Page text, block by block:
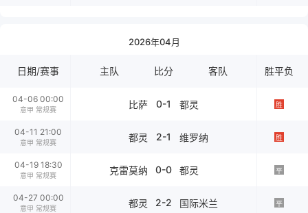
2026年04月
日期/赛事 主队 比分 客队 胜平负
04-06 00:00
意甲 常规赛 比萨 0-1 都灵 胜
04-11 21:00
意甲 常规赛 都灵 2-1 维罗纳 胜
04-19 18:30
意甲 常规赛 克雷莫纳 0-0 都灵 平
04-27 00:00
意甲 常规赛 都灵 2-2 国际米兰 平